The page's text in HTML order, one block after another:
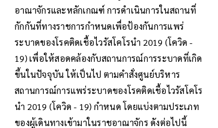
อาณาจักรและหลักเกณฑ์ การดำเนินการในสถานที่
กักกันที่ทางราชการกำหนดเพื่อป้องกันการแพร่
ระบาดของโรคติดเชื้อไวรัสโคโรนำ 2019 (โควิด -
19) เพื่อให้สอดคล้องกับสถานการณ์การระบาดที่เกิด
ขึ้นในปัจจุบัน ให้เป็นไป ตามคำสั่งศูนย์บริหาร
สถานการณ์การแพร่ระบาดของโรคติดเชื้อไวรัสโคโร
นำ 2019 (โควิด - 19) กำหนด โดยแบ่งตามประเภท
ของผู้เดินทางเข้ามาในราชอาณาจักร ดังต่อไปนี้